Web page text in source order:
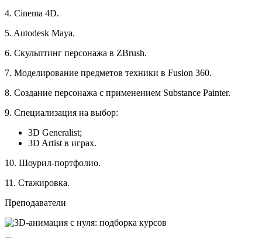
4. Cinema 4D.
5. Autodesk Maya.
6. Скульптинг персонажа в ZBrush.
7. Моделирование предметов техники в Fusion 360.
8. Создание персонажа с применением Substance Painter.
9. Специализация на выбор:
3D Generalist;
3D Artist в играх.
10. Шоурил-портфолио.
11. Стажировка.
Преподаватели